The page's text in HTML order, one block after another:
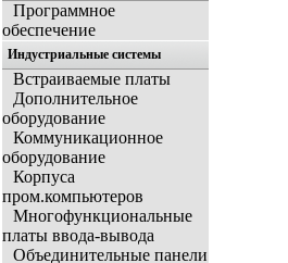
Программное
обеспечение
Индустриальные системы
Встраиваемые платы
Дополнительное
оборудование
Коммуникационное
оборудование
Корпуса
пром.компьютеров
Многофункциональные
платы ввода-вывода
Объединительные панели